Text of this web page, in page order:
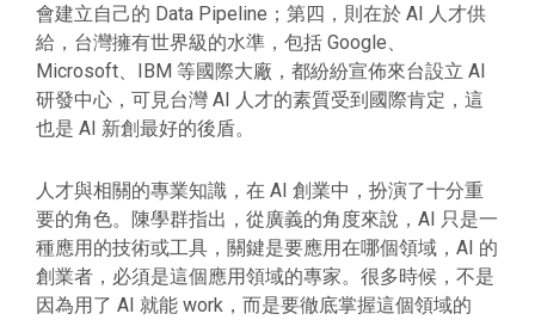
會建立自己的 Data Pipeline；第四，則在於 AI 人才供
給，台灣擁有世界級的水準，包括 Google、
Microsoft、IBM 等國際大廠，都紛紛宣佈來台設立 AI
研發中心，可見台灣 AI 人才的素質受到國際肯定，這
也是 AI 新創最好的後盾。
人才與相關的專業知識，在 AI 創業中，扮演了十分重
要的角色。陳學群指出，從廣義的角度來說，AI 只是一
種應用的技術或工具，關鍵是要應用在哪個領域，AI 的
創業者，必須是這個應用領域的專家。很多時候，不是
因為用了 AI 就能 work，而是要徹底掌握這個領域的